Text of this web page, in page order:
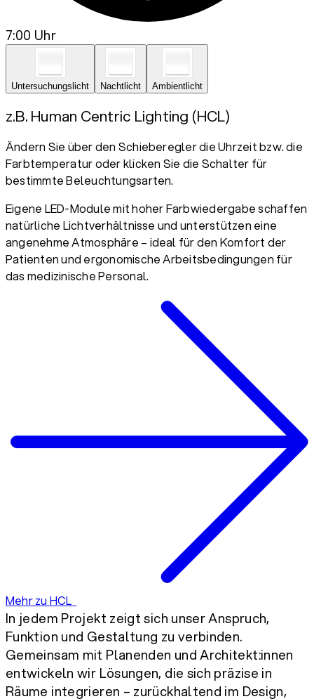
7:00 Uhr
Untersuchungslicht Nachtlicht Ambientlicht
z.B. Human Centric Lighting (HCL)
Ändern Sie über den Schieberegler die Uhrzeit bzw. die
Farbtemperatur oder klicken Sie die Schalter für
bestimmte Beleuchtungsarten.
Eigene LED-Module mit hoher Farbwiedergabe schaffen
natürliche Lichtverhältnisse und unterstützen eine
angenehme Atmosphäre – ideal für den Komfort der
Patienten und ergonomische Arbeitsbedingungen für
das medizinische Personal.
Mehr zu HCL
In jedem Projekt zeigt sich unser Anspruch,
Funktion und Gestaltung zu verbinden.
Gemeinsam mit Planenden und Architekt:innen
entwickeln wir Lösungen, die sich präzise in
Räume integrieren – zurückhaltend im Design,